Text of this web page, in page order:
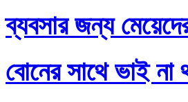
ব্যবসার জন্য
বোনের সাথে ভাই না